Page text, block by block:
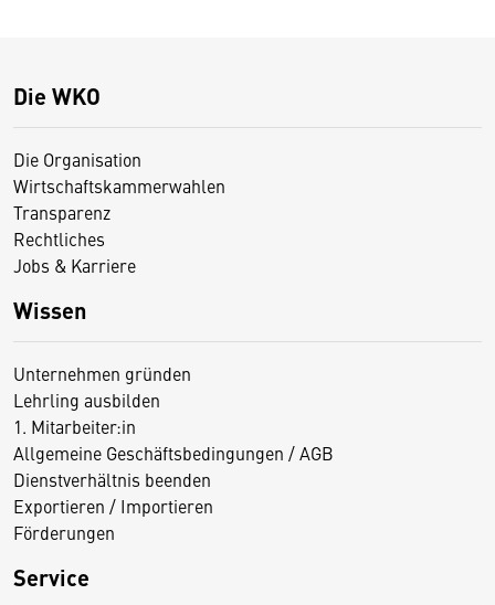
Die WKO
Die Organisation
Wirtschaftskammerwahlen
Transparenz
Rechtliches
Jobs & Karriere
Wissen
Unternehmen gründen
Lehrling ausbilden
1. Mitarbeiter:in
Allgemeine Geschäftsbedingungen / AGB
Dienstverhältnis beenden
Exportieren / Importieren
Förderungen
Service